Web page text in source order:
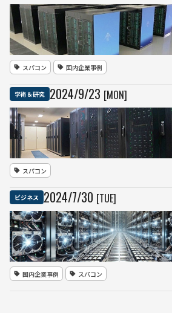
スパコン 国内企業事例
学術＆研究 2024/9/23 [MON]
スパコン
ビジネス 2024/7/30 [TUE]
国内企業事例 スパコン